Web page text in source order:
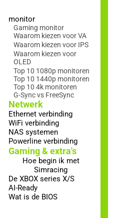
monitor
Gaming monitor
Waarom kiezen voor VA
Waarom kiezen voor IPS
Waarom kiezen voor
OLED
Top 10 1080p monitoren
Top 10 1440p monitoren
Top 10 4k monitoren
G-Sync vs FreeSync
Netwerk
Ethernet verbinding
WiFi verbinding
NAS systemen
Powerline verbinding
Gaming & extra's
Hoe begin ik met
Simracing
De XBOX series X/S
AI-Ready
Wat is de BIOS